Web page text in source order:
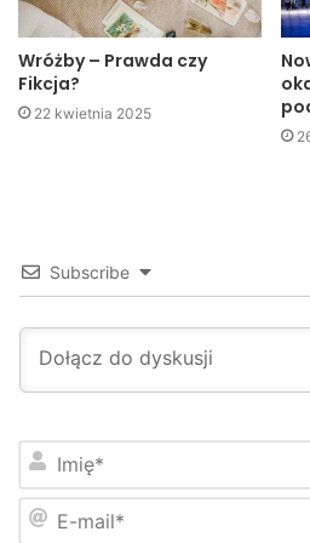
najbardziej uderzyły w
Wiesław Sikora, kierownik
Dlatego kierownik schroniska
zmuszony poprosić Urząd Miasta
Wróżby – Prawda czy
Fikcja?
22 kwietnia 2025
Subscribe